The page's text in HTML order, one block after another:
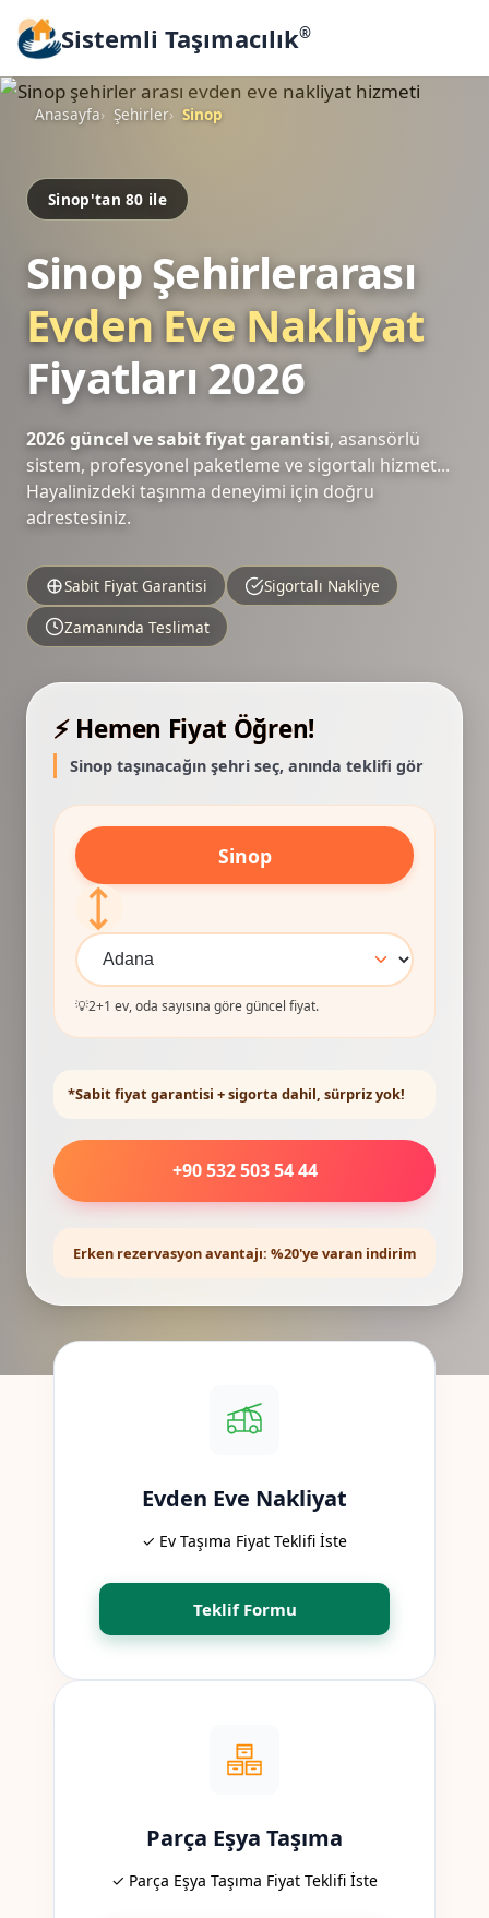
Sistemli Taşımacılık®
Anasayfa Şehirler Sinop
Sinop'tan 80 ile
Sinop Şehirlerarası
Evden Eve Nakliyat
Fiyatları 2026
2026 güncel ve sabit fiyat garantisi, asansörlü
sistem, profesyonel paketleme ve sigortalı hizmet...
Hayalinizdeki taşınma deneyimi için doğru
adrestesiniz.
Sabit Fiyat Garantisi
Sigortalı Nakliye
Zamanında Teslimat
⚡ Hemen Fiyat Öğren!
Sinop taşınacağın şehri seç, anında teklifi gör
Sinop
⟷
💡2+1 ev, oda sayısına göre güncel fiyat.
*Sabit fiyat garantisi + sigorta dahil, sürpriz yok!
+90 532 503 54 44
Erken rezervasyon avantajı: %20'ye varan indirim
Evden Eve Nakliyat
✓ Ev Taşıma Fiyat Teklifi İste
Teklif Formu
Parça Eşya Taşıma
✓ Parça Eşya Taşıma Fiyat Teklifi İste